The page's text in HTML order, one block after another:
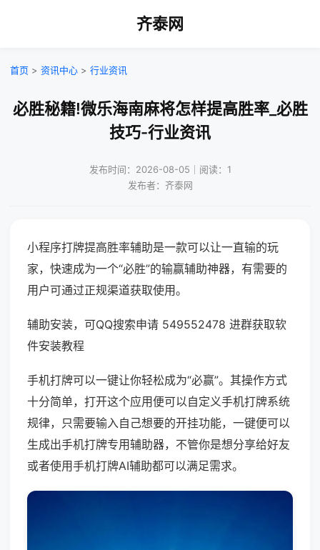
齐泰网
首页 > 资讯中心 > 行业资讯
必胜秘籍!微乐海南麻将怎样提高胜率_必胜
技巧-行业资讯
发布时间：2026-08-05｜阅读：1
发布者：齐泰网
小程序打牌提高胜率辅助是一款可以让一直输的玩
家，快速成为一个“必胜”的输赢辅助神器，有需要的
用户可通过正规渠道获取使用。
辅助安装，可QQ搜索申请 549552478 进群获取软
件安装教程
手机打牌可以一键让你轻松成为“必赢”。其操作方式
十分简单，打开这个应用便可以自定义手机打牌系统
规律，只需要输入自己想要的开挂功能，一键便可以
生成出手机打牌专用辅助器，不管你是想分享给好友
或者使用手机打牌AI辅助都可以满足需求。